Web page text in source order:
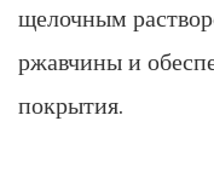
щелочным
ржавчины и
покрытия.